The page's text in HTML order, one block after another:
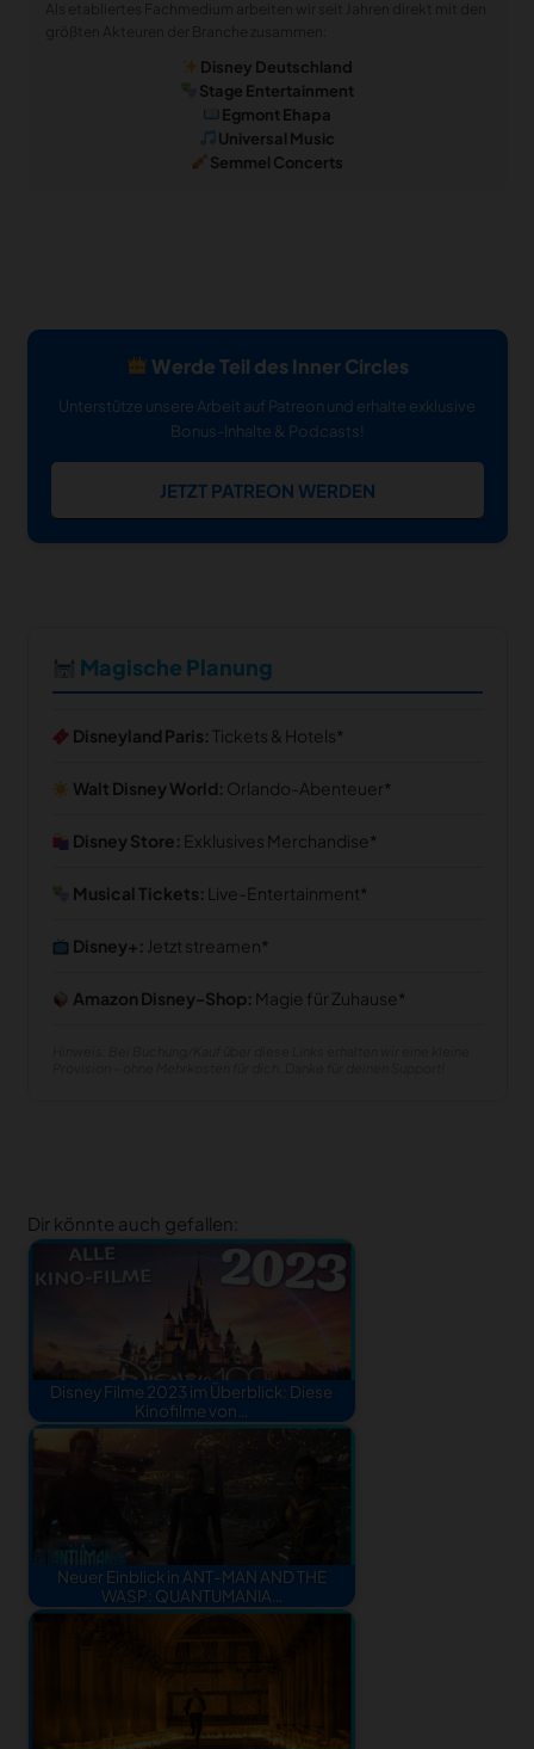
Disney Deutschland
Stage Entertainment
Egmont Ehapa
Universal Music
Semmel Concerts
Werde Teil des Inner Circles
Unterstütze unsere Arbeit auf Patreon und erhalte exklusive
Bonus-Inhalte & Podcasts!
JETZT PATREON WERDEN
Magische Planung
Disneyland Paris: Tickets & Hotels
Walt Disney World: Orlando-Abenteuer
Disney Store: Exklusives Merchandise
Musical Tickets: Live-Entertainment
Disney+: Jetzt streamen
Amazon Disney-Shop: Magie für Zuhause
Dir könnte auch gefallen:
Disney Filme 2023 im Überblick: Diese
Kinofilme von…
Neuer Einblick in ANT-MAN AND THE
WASP: QUANTUMANIA…